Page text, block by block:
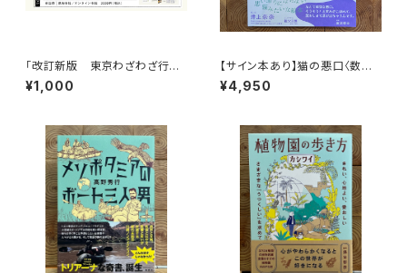
「改訂新版 東京わざわざ行き
たい街の本屋さん」出版記念ト
ークイベント録画視聴権
¥1,000
【サイン本あり】猫の悪口〈数量
限定・オリジナルトート付き〉
¥4,950